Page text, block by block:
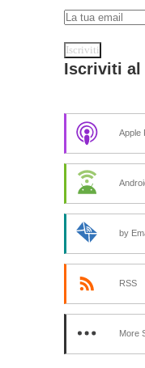
Iscriviti al
Apple
by
RSS
More